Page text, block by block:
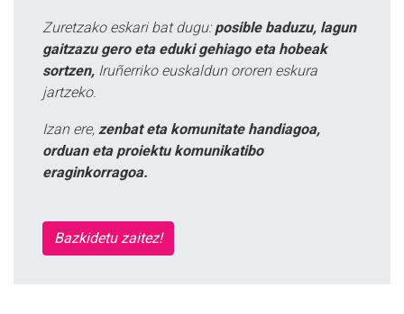
Zuretzako eskari bat dugu: posible baduzu, lagun
gaitzazu gero eta eduki gehiago eta hobeak
sortzen, Iruñerriko euskaldun ororen eskura
jartzeko.
Izan ere, zenbat eta komunitate handiagoa,
orduan eta proiektu komunikatibo
eraginkorragoa.
Bazkidetu zaitez!